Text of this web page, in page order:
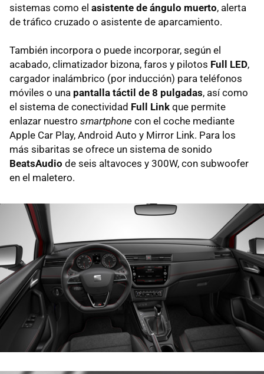
sistemas como el asistente de ángulo muerto, alerta
de tráfico cruzado o asistente de aparcamiento.
También incorpora o puede incorporar, según el
acabado, climatizador bizona, faros y pilotos Full LED,
cargador inalámbrico (por inducción) para teléfonos
móviles o una pantalla táctil de 8 pulgadas, así como
el sistema de conectividad Full Link que permite
enlazar nuestro smartphone con el coche mediante
Apple Car Play, Android Auto y Mirror Link. Para los
más sibaritas se ofrece un sistema de sonido
BeatsAudio de seis altavoces y 300W, con subwoofer
en el maletero.